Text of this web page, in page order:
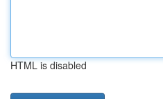
HTML is disabled